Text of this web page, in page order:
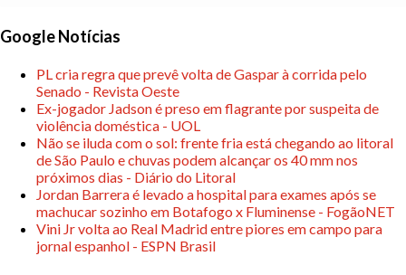
Google Notícias
PL cria regra que prevê volta de Gaspar à corrida pelo
Senado - Revista Oeste
Ex-jogador Jadson é preso em flagrante por suspeita de
violência doméstica - UOL
Não se iluda com o sol: frente fria está chegando ao litoral
de São Paulo e chuvas podem alcançar os 40 mm nos
próximos dias - Diário do Litoral
Jordan Barrera é levado a hospital para exames após se
machucar sozinho em Botafogo x Fluminense - FogãoNET
Vini Jr volta ao Real Madrid entre piores em campo para
jornal espanhol - ESPN Brasil